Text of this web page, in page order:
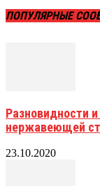
ПОПУЛЯРНЫЕ
Разновидности
нержавеющей
23.10.2020